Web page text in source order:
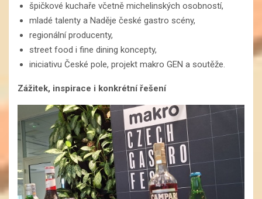
špičkové kuchaře včetně michelinských osobností,
mladé talenty a Naděje české gastro scény,
regionální producenty,
street food i fine dining koncepty,
iniciativu České pole, projekt makro GEN a soutěže.
Zážitek, inspirace i konkrétní řešení